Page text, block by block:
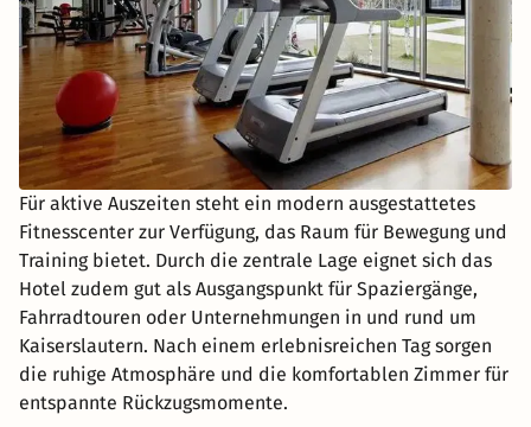
Für aktive Auszeiten steht ein modern ausgestattetes
Fitnesscenter zur Verfügung, das Raum für Bewegung und
Training bietet. Durch die zentrale Lage eignet sich das
Hotel zudem gut als Ausgangspunkt für Spaziergänge,
Fahrradtouren oder Unternehmungen in und rund um
Kaiserslautern. Nach einem erlebnisreichen Tag sorgen
die ruhige Atmosphäre und die komfortablen Zimmer für
entspannte Rückzugsmomente.